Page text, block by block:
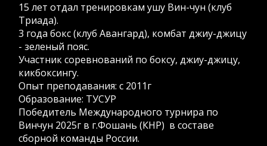
15 лет отдал тренировкам ушу Вин-чун (клуб
Триада).
3 года бокс (клуб Авангард), комбат джиу-джицу
- зеленый пояс.
Участник соревнований по боксу, джиу-джицу,
кикбоксингу.
Опыт преподавания: с 2011г
Образование: ТУСУР
Победитель Международного турнира по
Винчун 2025г в г.Фошань (КНР) в составе
сборной команды России.